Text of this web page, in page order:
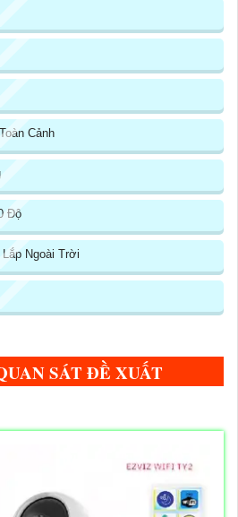
Cảnh
Độ
Ngoài Trời
SÁT ĐỀ XUẤT